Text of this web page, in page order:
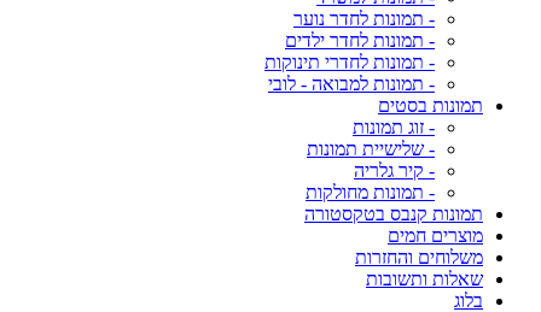
- תמונות לחדר נוער
- תמונות לחדר ילדים
- תמונות לחדרי תינוקות
- תמונות למבואה - לובי
תמונות בסטים
- זוג תמונות
- שלישיית תמונות
- קיר גלריה
- תמונות מחולקות
תמונות קנבס בטקסטורה
מוצרים חמים
משלוחים והחזרות
שאלות ותשובות
בלוג